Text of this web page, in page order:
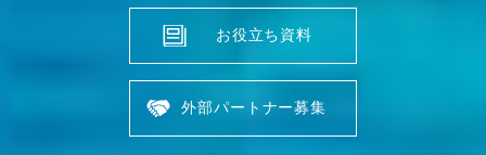
お役立ち資料
外部パートナー募集